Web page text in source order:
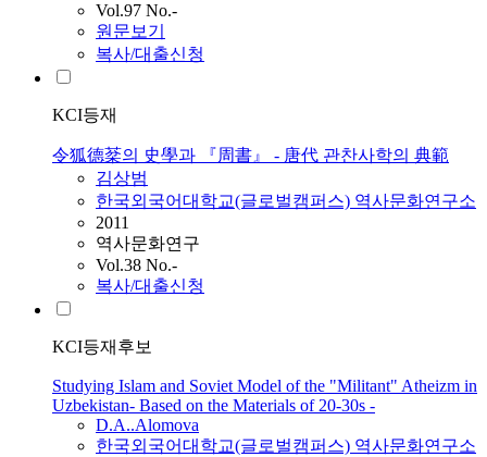
Vol.97 No.-
원문보기
복사/대출신청
KCI등재
令狐德棻의 史學과 『周書』 - 唐代 관찬사학의 典範
김상범
한국외국어대학교(글로벌캠퍼스) 역사문화연구소
2011
역사문화연구
Vol.38 No.-
복사/대출신청
KCI등재후보
Studying Islam and Soviet Model of the "Militant" Atheizm in
Uzbekistan- Based on the Materials of 20-30s -
D.A..Alomova
한국외국어대학교(글로벌캠퍼스) 역사문화연구소